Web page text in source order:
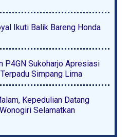
Ikuti Balik Bareng Honda
P4GN Sukoharjo Apresiasi
Simpang Lima
Kepedulian Datang
Selamatkan